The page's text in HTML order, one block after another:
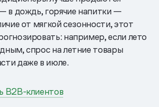
в дождь, горячие напитки —
от мягкой сезонности, этот
например, если лето
спрос на летние товары
даже в июле.
B2B-клиентов